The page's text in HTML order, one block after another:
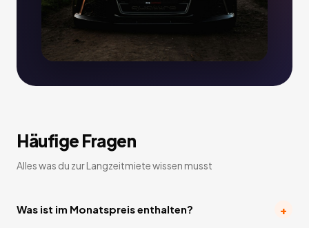
Häufige Fragen
Alles was du zur Langzeitmiete wissen musst
Was ist im Monatspreis enthalten? +